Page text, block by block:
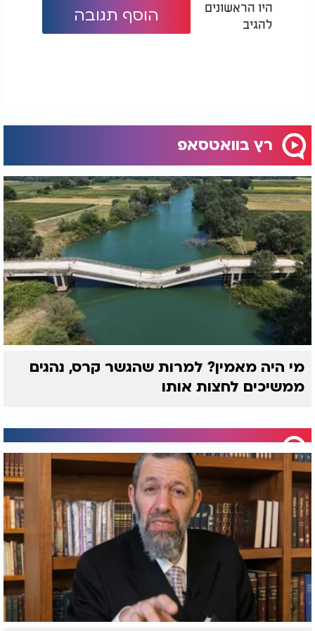
היו הראשונים
להגיב
הוסף תגובה
רץ בוואטסאפ
מי היה מאמין? למרות שהגשר קרס, נהגים
ממשיכים לחצות אותו